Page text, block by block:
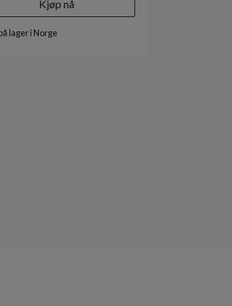
Kjøp nå
lager i Norge